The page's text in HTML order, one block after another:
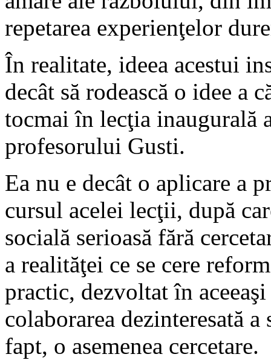
repetarea experienţelor
În realitate, ideea acestui
decât să rodească o idee a
tocmai în lecţia inaugurală
profesorului Gusti.
Ea nu e decât o aplicare a
cursul acelei lecţii, după
socială serioasă fără
a realităţei ce se cere
practic, dezvoltat în
colaborarea dezinteresată
fapt, o asemenea cercetare.